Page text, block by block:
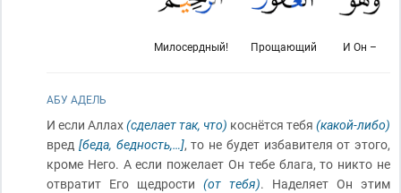
И Он –
Прощающий
Милосердный!
АБУ АДЕЛЬ
И если Аллах(сделает так, что) коснётся тебя (какой-либо)
вред [беда, бедность,…], то не будет избавителя от этого,
кроме Него. А если пожелает Он тебе блага, то никто не
отвратит Его щедрости (от тебя). Наделяет Он этим